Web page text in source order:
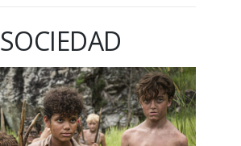
SOCIEDAD